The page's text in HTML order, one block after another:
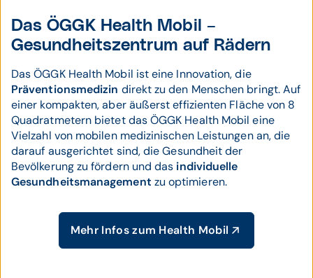
Das ÖGGK Health Mobil –
Gesundheitszentrum auf Rädern
Das ÖGGK Health Mobil ist eine Innovation, die
Präventionsmedizin direkt zu den Menschen bringt. Auf
einer kompakten, aber äußerst effizienten Fläche von 8
Quadratmetern bietet das ÖGGK Health Mobil eine
Vielzahl von mobilen medizinischen Leistungen an, die
darauf ausgerichtet sind, die Gesundheit der
Bevölkerung zu fördern und das individuelle
Gesundheitsmanagement zu optimieren.
Mehr Infos zum Health Mobil